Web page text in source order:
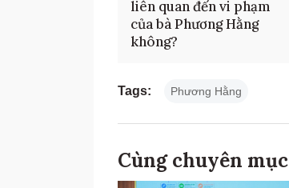
liên quan đến vi phạm
của bà Phương Hằng
không?
Tags: Phương Hằng
Cùng chuyên mục